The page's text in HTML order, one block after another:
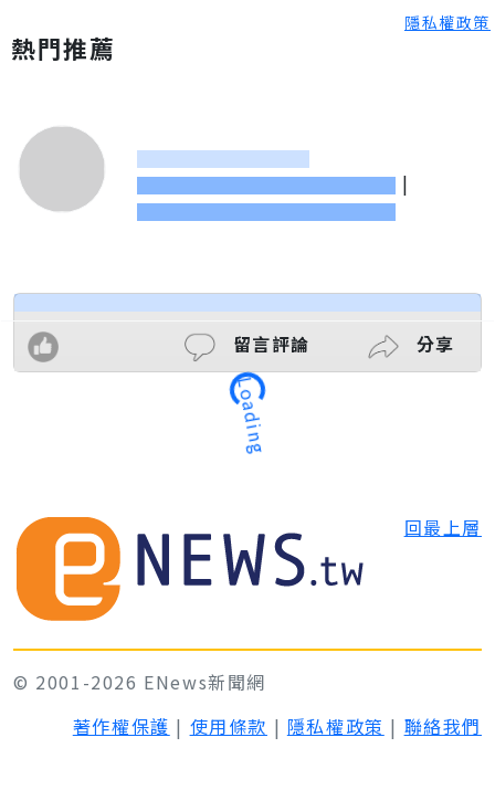
隱私權政策
熱門推薦
|
留言評論 分享
Loading
回最上層
© 2001-2026 ENews新聞網
著作權保護 | 使用條款 | 隱私權政策 | 聯絡我們